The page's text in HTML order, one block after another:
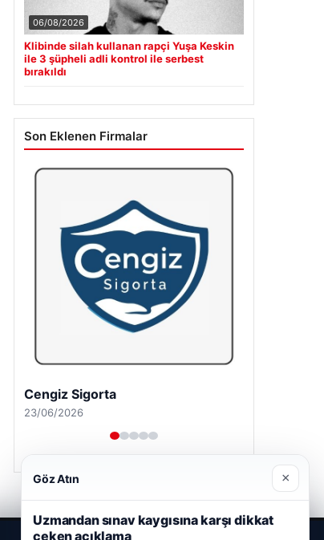
06/08/2026
Klibinde silah kullanan rapçi Yuşa Keskin
ile 3 şüpheli adli kontrol ile serbest
bırakıldı
Son Eklenen Firmalar
Cengiz Sigorta
23/06/2026
Göz Atın ×
Uzmandan sınav kaygısına karşı dikkat
çeken açıklama